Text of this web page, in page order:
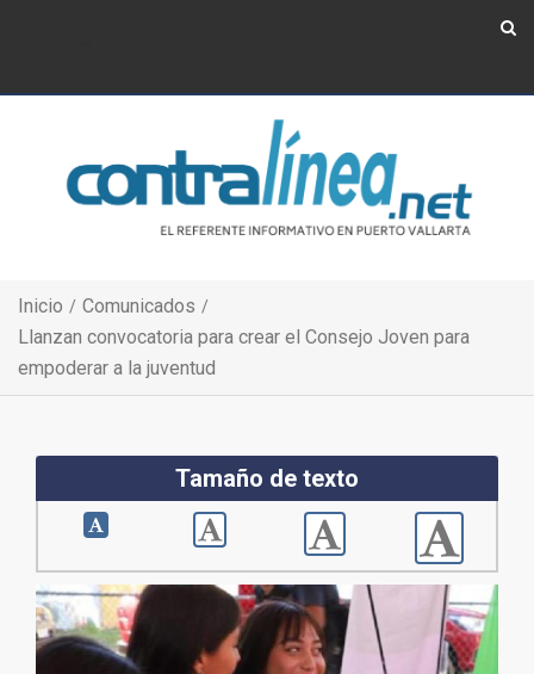
Inicio
Comunicados
Llanzan convocatoria para crear el Consejo Joven para
empoderar a la juventud
Tamaño de texto